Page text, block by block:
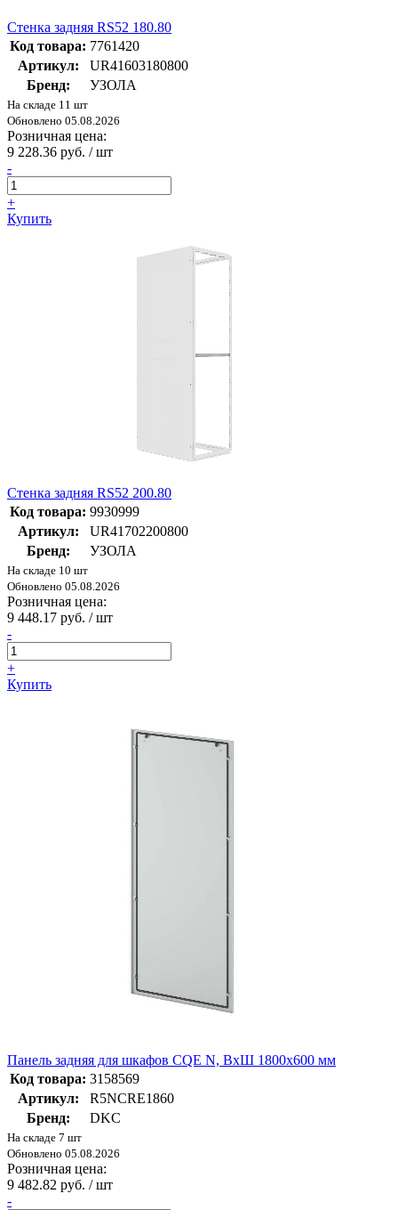
Стенка задняя RS52 180.80
Код товара: 7761420
Артикул:
UR41603180800
Бренд:
УЗОЛА
На складе 11 шт
Обновлено 05.08.2026
Розничная цена:
9 228.36 руб. / шт
-
+
Купить
Стенка задняя RS52 200.80
Код товара: 9930999
Артикул:
UR41702200800
Бренд:
УЗОЛА
На складе 10 шт
Обновлено 05.08.2026
Розничная цена:
9 448.17 руб. / шт
-
+
Купить
Панель задняя для шкафов CQE N, ВхШ 1800х600 мм
Код товара: 3158569
Артикул:
R5NCRE1860
Бренд:
DKC
На складе 7 шт
Обновлено 05.08.2026
Розничная цена:
9 482.82 руб. / шт
-